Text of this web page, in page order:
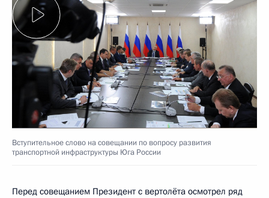
Вступительное слово на совещании по вопросу развития
транспортной инфраструктуры Юга России
Перед совещанием Президент с вертолёта осмотрел ряд